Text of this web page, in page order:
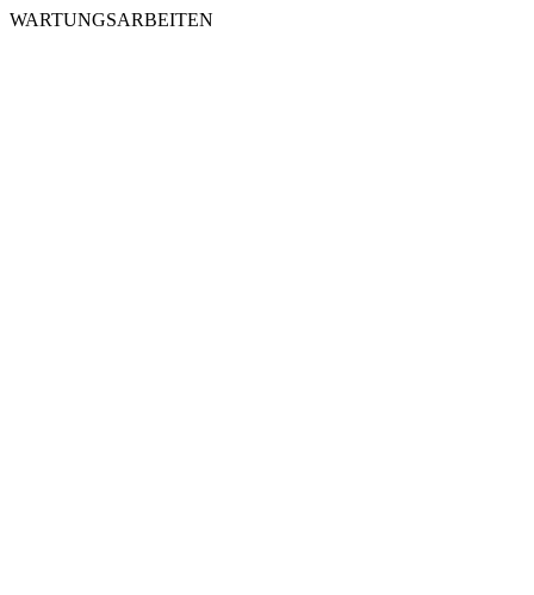
WARTUNGSARBEITEN